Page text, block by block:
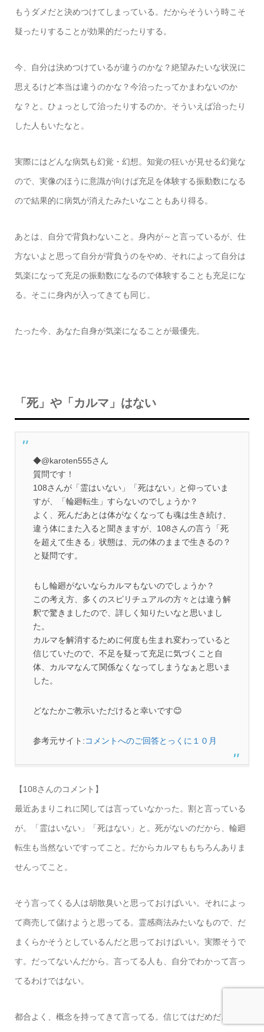
もうダメだと決めつけてしまっている。だからそういう時こそ
疑ったりすることが効果的だったりする。
今、自分は決めつけているが違うのかな？絶望みたいな状況に
思えるけど本当は違うのかな？今治ったってかまわないのか
な？と。ひょっとして治ったりするのか。そういえば治ったり
した人もいたなと。
実際にはどんな病気も幻覚・幻想。知覚の狂いが見せる幻覚な
ので、実像のほうに意識が向けば充足を体験する振動数になる
ので結果的に病気が消えたみたいなこともあり得る。
あとは、自分で背負わないこと。身内が～と言っているが、仕
方ないよと思って自分が背負うのをやめ、それによって自分は
気楽になって充足の振動数になるので体験することも充足にな
る。そこに身内が入ってきても同じ。
たった今、あなた自身が気楽になることが最優先。
「死」や「カルマ」はない
◆@karoten555さん
質問です！
108さんが「霊はいない」「死はない」と仰っていま
すが、「輪廻転生」すらないのでしょうか？
よく、死んだあとは体がなくなっても魂は生き続け、
違う体にまた入ると聞きますが、108さんの言う「死
を超えて生きる」状態は、元の体のままで生きるの？
と疑問です。
もし輪廻がないならカルマもないのでしょうか？
この考え方、多くのスピリチュアルの方々とは違う解
釈で驚きましたので、詳しく知りたいなと思いまし
た。
カルマを解消するために何度も生まれ変わっていると
信じていたので、不足を疑って充足に気づくこと自
体、カルマなんて関係なくなってしまうなぁと思いま
した。
どなたかご教示いただけると幸いです😊
参考元サイト:コメントへのご回答とっくに１０月
【108さんのコメント】
最近あまりこれに関しては言っていなかった。割と言っている
が。「霊はいない」「死はない」と。死がないのだから、輪廻
転生も当然ないですってこと。だからカルマももちろんありま
せんってこと。
そう言ってくる人は胡散臭いと思っておけばいい。それによっ
て商売して儲けようと思ってる。霊感商法みたいなもので、だ
まくらかそうとしているんだと思っておけばいい。実際そうで
す。だってないんだから。言ってる人も、自分でわかって言っ
てるわけではない。
都合よく、概念を持ってきて言ってる。信じてはだめだという